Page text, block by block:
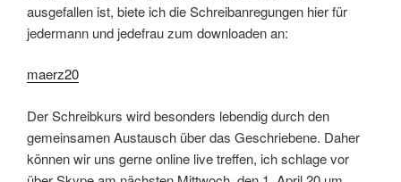
ausgefallen ist, biete ich die Schreibanregungen hier für
jedermann und jedefrau zum downloaden an:
maerz20
Der Schreibkurs wird besonders lebendig durch den
gemeinsamen Austausch über das Geschriebene. Daher
können wir uns gerne online live treffen, ich schlage vor